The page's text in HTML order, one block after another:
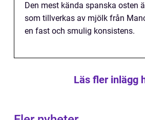
Den mest kända spanska osten
som tillverkas av mjölk från
en fast och smulig konsistens.
Läs fler inlägg